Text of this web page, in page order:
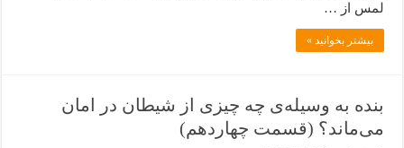
لمس از …
بیشتر بخوانید »
بنده به وسیله‌ی چه چیزی از شیطان در امان
می‌ماند؟ (قسمت چهاردهم)